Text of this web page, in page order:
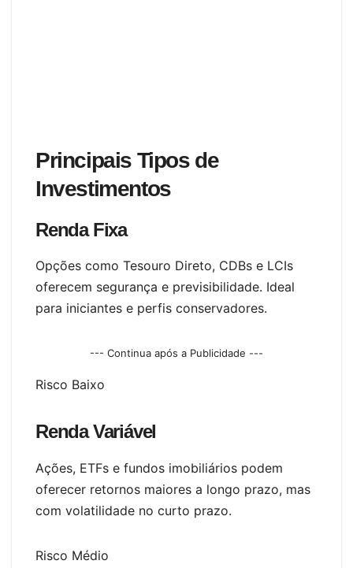
Principais Tipos de
Investimentos
Renda Fixa
Opções como Tesouro Direto, CDBs e LCIs
oferecem segurança e previsibilidade. Ideal
para iniciantes e perfis conservadores.
--- Continua após a Publicidade ---
Risco Baixo
Renda Variável
Ações, ETFs e fundos imobiliários podem
oferecer retornos maiores a longo prazo, mas
com volatilidade no curto prazo.
Risco Médio